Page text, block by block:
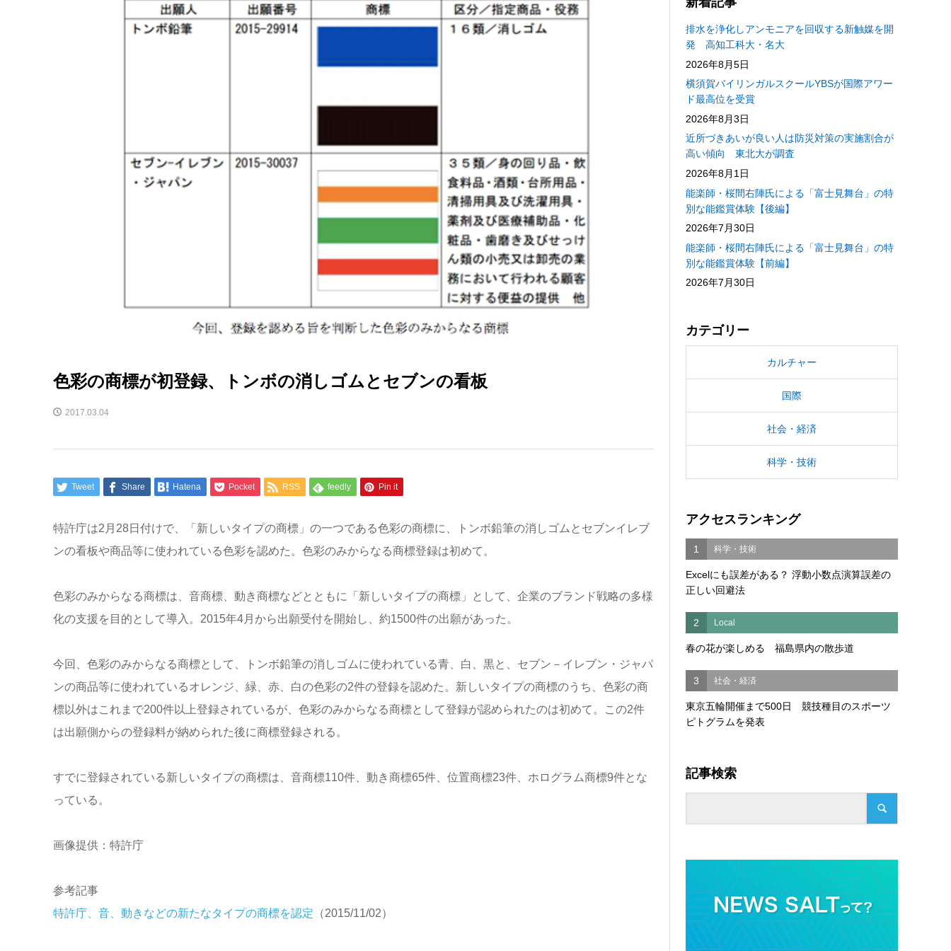
色彩の商標が初登録、トンボの消しゴムとセブンの看板
2017.03.04
Tweet Share Hatena Pocket RSS feedly Pin it
特許庁は2月28日付けで、「新しいタイプの商標」の一つである色彩の商標に、トンボ鉛筆の消しゴムとセブンイレブ
ンの看板や商品等に使われている色彩を認めた。色彩のみからなる商標登録は初めて。
色彩のみからなる商標は、音商標、動き商標などとともに「新しいタイプの商標」として、企業のブランド戦略の多様
化の支援を目的として導入。2015年4月から出願受付を開始し、約1500件の出願があった。
今回、色彩のみからなる商標として、トンボ鉛筆の消しゴムに使われている青、白、黒と、セブン－イレブン・ジャパ
ンの商品等に使われているオレンジ、緑、赤、白の色彩の2件の登録を認めた。新しいタイプの商標のうち、色彩の商
標以外はこれまで200件以上登録されているが、色彩のみからなる商標として登録が認められたのは初めて。この2件
は出願側からの登録料が納められた後に商標登録される。
すでに登録されている新しいタイプの商標は、音商標110件、動き商標65件、位置商標23件、ホログラム商標9件とな
っている。
画像提供：特許庁
参考記事
特許庁、音、動きなどの新たなタイプの商標を認定 （2015/11/02）
排水を浄化しアンモニアを回収する新触媒を開
発 高知工科大・名大
2026年8月5日
横須賀バイリンガルスクールYBSが国際アワー
ド最高位を受賞
2026年8月3日
近所づきあいが良い人は防災対策の実施割合が
高い傾向 東北大が調査
2026年8月1日
能楽師・桜間右陣氏による「富士見舞台」の特
別な能鑑賞体験【後編】
2026年7月30日
能楽師・桜間右陣氏による「富士見舞台」の特
別な能鑑賞体験【前編】
2026年7月30日
カテゴリー
カルチャー
国際
社会・経済
科学・技術
アクセスランキング
1 科学・技術
Excelにも誤差がある？ 浮動小数点演算誤差の
正しい回避法
2 Local
春の花が楽しめる 福島県内の散歩道
3 社会・経済
東京五輪開催まで500日 競技種目のスポーツ
ピトグラムを発表
記事検索